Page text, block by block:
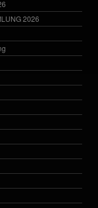
2026